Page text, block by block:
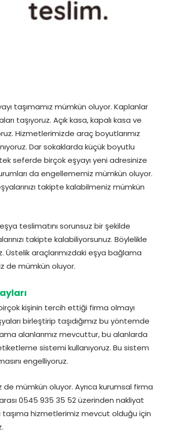
taşımamız mümkün oluyor. Kaplanlar
taşıyoruz. Açık kasa, kapalı kasa ve
Hizmetlerimizde araç boyutlarımız
Dar sokaklarda küçük boyutlu
tek seferde birçok eşyayı yeni adresinize
durumları da engellememiz mümkün oluyor.
takipte kalabilmeniz mümkün
teslimatını sorunsuz bir şekilde
takipte kalabiliyorsunuz. Böylelikle
Üstelik araçlarımızdaki eşya bağlama
de mümkün oluyor.
kişinin tercih ettiği firma olmayı
birleştirip taşıdığımız bu yöntemde
alanlarımız mevcuttur, bu alanlarda
sistemi kullanıyoruz. Bu sistem
engelliyoruz.
mümkün oluyor. Ayrıca kurumsal firma
0545 935 35 52 üzerinden nakliyat
taşıma hizmetlerimiz mevcut olduğu için